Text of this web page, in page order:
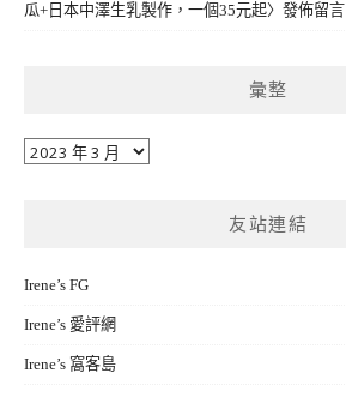
瓜+日本中澤生乳製作，一個35元起〉發佈留言
彙整
彙
友站連結
Irene’s FG
Irene’s 愛評網
Irene’s 窩客島